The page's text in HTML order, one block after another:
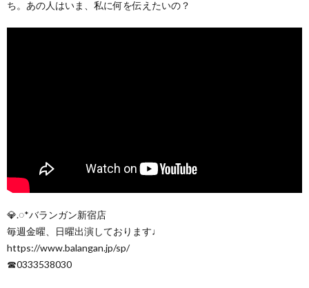
ち。あの人はいま、私に何を伝えたいの？
💎.◌*バランガン新宿店
毎週金曜、日曜出演しております♩
https://www.balangan.jp/sp/
☎︎0333538030